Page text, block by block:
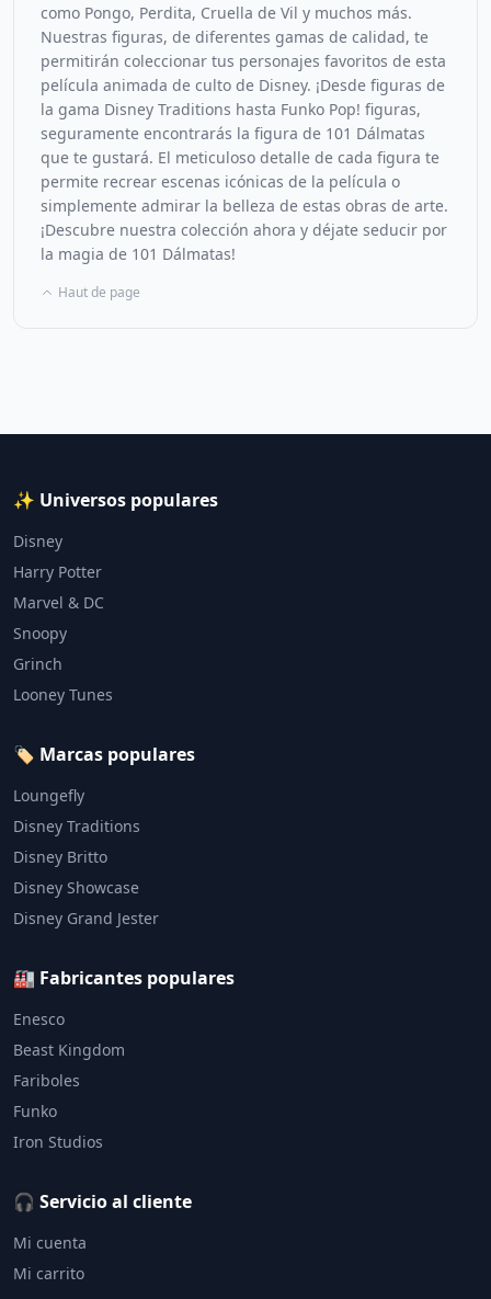
como Pongo, Perdita, Cruella de Vil y muchos más.
Nuestras figuras, de diferentes gamas de calidad, te
permitirán coleccionar tus personajes favoritos de esta
película animada de culto de Disney. ¡Desde figuras de
la gama Disney Traditions hasta Funko Pop! figuras,
seguramente encontrarás la figura de 101 Dálmatas
que te gustará. El meticuloso detalle de cada figura te
permite recrear escenas icónicas de la película o
simplemente admirar la belleza de estas obras de arte.
¡Descubre nuestra colección ahora y déjate seducir por
la magia de 101 Dálmatas!
Haut de page
✨ Universos populares
Disney
Harry Potter
Marvel & DC
Snoopy
Grinch
Looney Tunes
🏷️ Marcas populares
Loungefly
Disney Traditions
Disney Britto
Disney Showcase
Disney Grand Jester
🏭 Fabricantes populares
Enesco
Beast Kingdom
Fariboles
Funko
Iron Studios
🎧 Servicio al cliente
Mi cuenta
Mi carrito